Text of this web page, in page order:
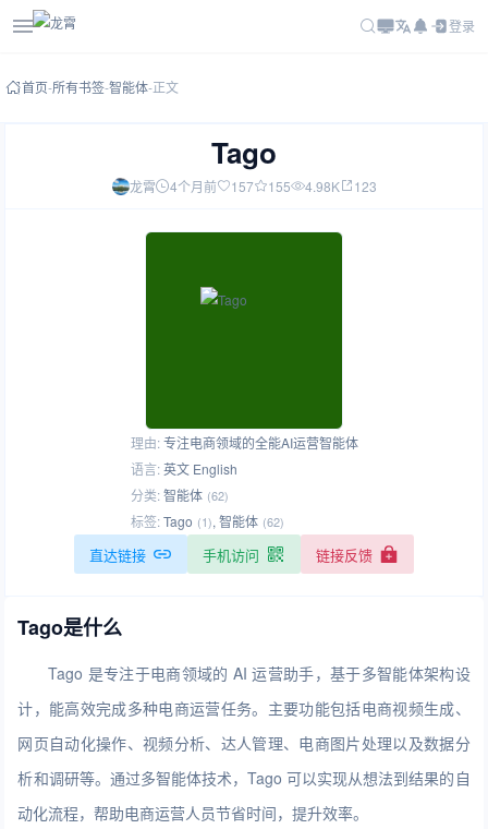
登录
首页-所有书签-智能体-正文
Tago
龙霄 4个月前 157 155 4.98K 123
理由:专注电商领域的全能AI运营智能体
语言:英文 English
分类:智能体 (62)
标签:Tago (1), 智能体 (62)
直达链接 手机访问 链接反馈
Tago是什么
Tago 是专注于电商领域的 AI 运营助手，基于多智能体架构设
计，能高效完成多种电商运营任务。主要功能包括电商视频生成、
网页自动化操作、视频分析、达人管理、电商图片处理以及数据分
析和调研等。通过多智能体技术，Tago 可以实现从想法到结果的自
动化流程，帮助电商运营人员节省时间，提升效率。